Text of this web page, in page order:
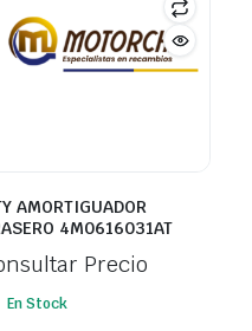
AMORTIGUADOR
4M0616031AT
Precio
En Stock